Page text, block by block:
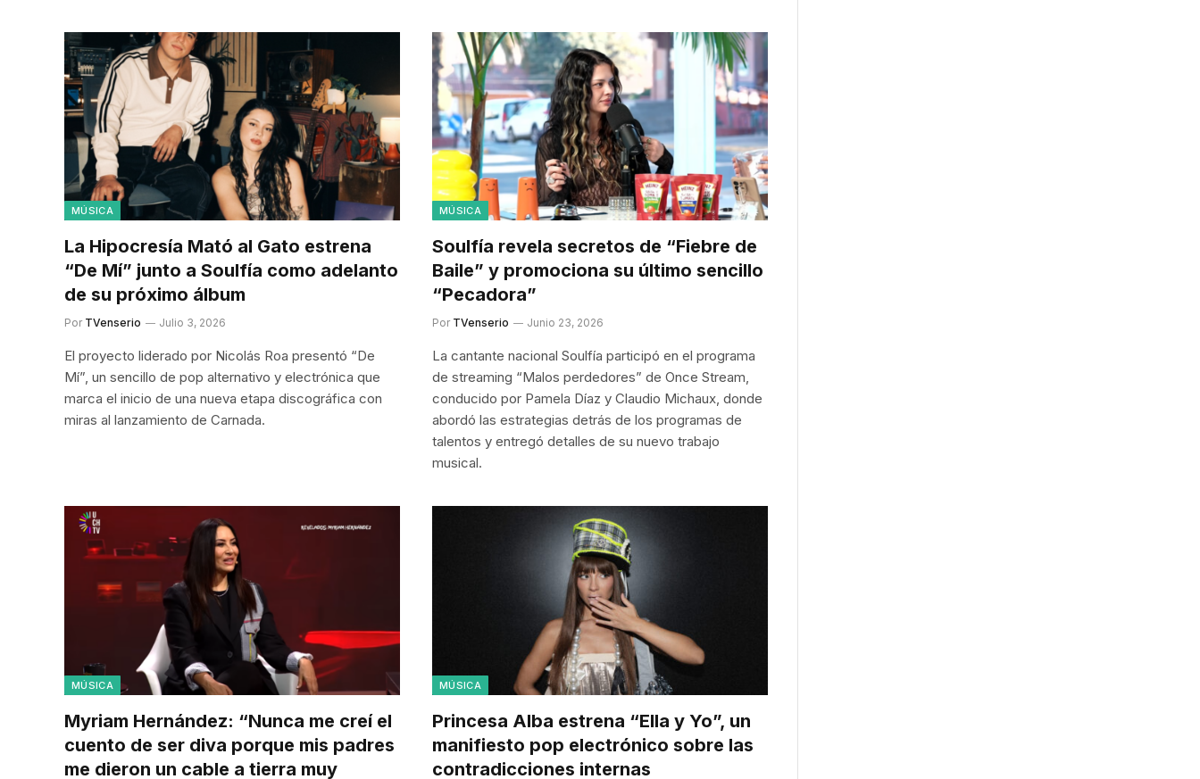
MÚSICA
La Hipocresía Mató al Gato estrena
“De Mí” junto a Soulfía como adelanto
de su próximo álbum
Por TVenserio Julio 3, 2026
El proyecto liderado por Nicolás Roa presentó “De
Mí”, un sencillo de pop alternativo y electrónica que
marca el inicio de una nueva etapa discográfica con
miras al lanzamiento de Carnada.
MÚSICA
Soulfía revela secretos de “Fiebre de
Baile” y promociona su último sencillo
“Pecadora”
Por TVenserio Junio 23, 2026
La cantante nacional Soulfía participó en el programa
de streaming “Malos perdedores” de Once Stream,
conducido por Pamela Díaz y Claudio Michaux, donde
abordó las estrategias detrás de los programas de
talentos y entregó detalles de su nuevo trabajo
musical.
MÚSICA
Myriam Hernández: “Nunca me creí el
cuento de ser diva porque mis padres
me dieron un cable a tierra muy
MÚSICA
Princesa Alba estrena “Ella y Yo”, un
manifiesto pop electrónico sobre las
contradicciones internas